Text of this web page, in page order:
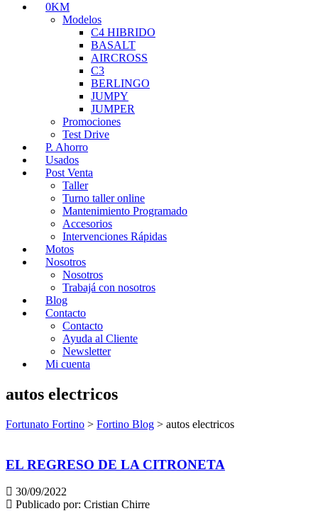
0KM
Modelos
C4 HIBRIDO
BASALT
AIRCROSS
C3
BERLINGO
JUMPY
JUMPER
Promociones
Test Drive
P. Ahorro
Usados
Post Venta
Taller
Turno taller online
Mantenimiento Programado
Accesorios
Intervenciones Rápidas
Motos
Nosotros
Nosotros
Trabajá con nosotros
Blog
Contacto
Contacto
Ayuda al Cliente
Newsletter
Mi cuenta
autos electricos
Fortunato Fortino > Fortino Blog > autos electricos
EL REGRESO DE LA CITRONETA
30/09/2022
Publicado por: Cristian Chirre